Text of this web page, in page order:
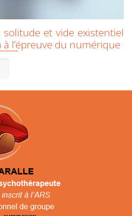
solitude et vide existentiel
l’épreuve du numérique